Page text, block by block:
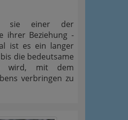
einer der
ihrer Beziehung -
ist es ein langer
die bedeutsame
wird, mit dem
verbringen zu